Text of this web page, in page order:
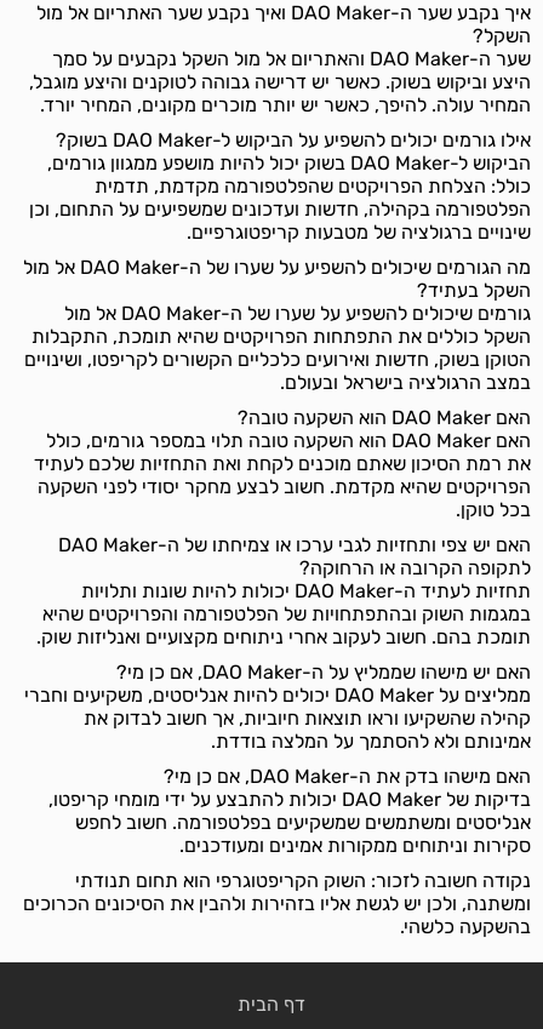
איך נקבע שער ה-DAO Maker ואיך נקבע שער האתריום אל מול
השקל?
שער ה-DAO Maker והאתריום אל מול השקל נקבעים על סמך
היצע וביקוש בשוק. כאשר יש דרישה גבוהה לטוקנים והיצע מוגבל,
המחיר עולה. להיפך, כאשר יש יותר מוכרים מקונים, המחיר יורד.
אילו גורמים יכולים להשפיע על הביקוש ל-DAO Maker בשוק?
הביקוש ל-DAO Maker בשוק יכול להיות מושפע ממגוון גורמים,
כולל: הצלחת הפרויקטים שהפלטפורמה מקדמת, תדמית
הפלטפורמה בקהילה, חדשות ועדכונים שמשפיעים על התחום, וכן
שינויים ברגולציה של מטבעות קריפטוגרפיים.
מה הגורמים שיכולים להשפיע על שערו של ה-DAO Maker אל מול
השקל בעתיד?
גורמים שיכולים להשפיע על שערו של ה-DAO Maker אל מול
השקל כוללים את התפתחות הפרויקטים שהיא תומכת, התקבלות
הטוקן בשוק, חדשות ואירועים כלכליים הקשורים לקריפטו, ושינויים
במצב הרגולציה בישראל ובעולם.
האם DAO Maker הוא השקעה טובה?
האם DAO Maker הוא השקעה טובה תלוי במספר גורמים, כולל
את רמת הסיכון שאתם מוכנים לקחת ואת התחזיות שלכם לעתיד
הפרויקטים שהיא מקדמת. חשוב לבצע מחקר יסודי לפני השקעה
בכל טוקן.
האם יש צפי ותחזיות לגבי ערכו או צמיחתו של ה-DAO Maker
לתקופה הקרובה או הרחוקה?
תחזיות לעתיד ה-DAO Maker יכולות להיות שונות ותלויות
במגמות השוק ובהתפתחויות של הפלטפורמה והפרויקטים שהיא
תומכת בהם. חשוב לעקוב אחרי ניתוחים מקצועיים ואנליזות שוק.
האם יש מישהו שממליץ על ה-DAO Maker, אם כן מי?
ממליצים על DAO Maker יכולים להיות אנליסטים, משקיעים וחברי
קהילה שהשקיעו וראו תוצאות חיוביות, אך חשוב לבדוק את
אמינותם ולא להסתמך על המלצה בודדת.
האם מישהו בדק את ה-DAO Maker, אם כן מי?
בדיקות של DAO Maker יכולות להתבצע על ידי מומחי קריפטו,
אנליסטים ומשתמשים שמשקיעים בפלטפורמה. חשוב לחפש
סקירות וניתוחים ממקורות אמינים ומעודכנים.
נקודה חשובה לזכור: השוק הקריפטוגרפי הוא תחום תנודתי
ומשתנה, ולכן יש לגשת אליו בזהירות ולהבין את הסיכונים הכרוכים
בהשקעה כלשהי.
דף הבית